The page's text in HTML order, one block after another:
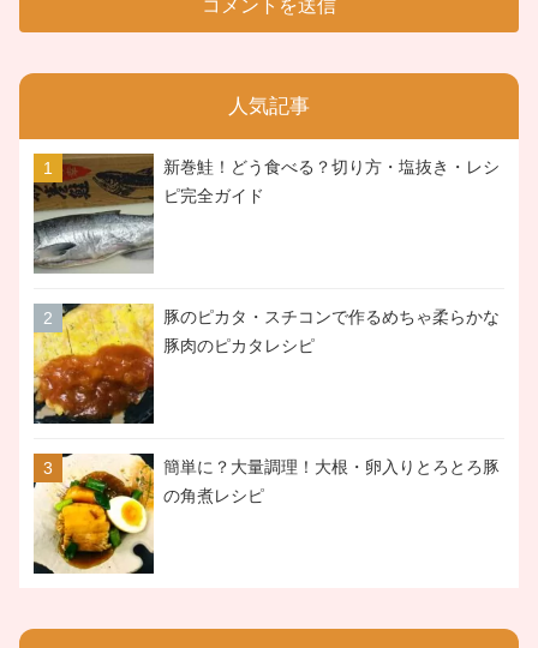
人気記事
新巻鮭！どう食べる？切り方・塩抜き・レシ
ピ完全ガイド
豚のピカタ・スチコンで作るめちゃ柔らかな
豚肉のピカタレシピ
簡単に？大量調理！大根・卵入りとろとろ豚
の角煮レシピ